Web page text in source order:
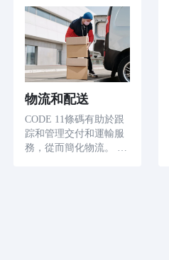
物流和配送
CODE 11條碼有助於跟
踪和管理交付和運輸服
務，從而簡化物流。 掃